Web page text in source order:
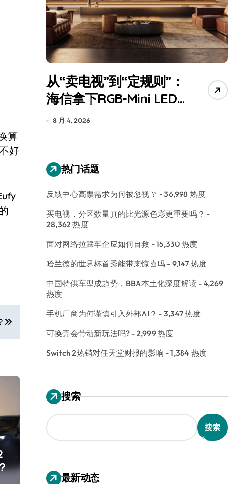
算
好
从“卖电视”到“定规则”：
海信拿下RGB-Mini LED
全球话语权
8 月 4, 2026
热门话题
反馈中心高票需求为何被忽视？ - 36,998 热度
买电视，分区数量真的比光源色彩更重要吗？ -
28,362 热度
面对网络拉踩车企应如何自救 - 16,330 热度
哈兰德的世界杯首秀能带来惊喜吗 - 9,147 热度
中国特供车型成趋势，BBA本土化深度解读 - 4,269
热度
手机厂商为何谨慎引入外部AI？ - 3,347 热度
可换壳会带动新玩法吗? - 2,999 热度
Switch 2热销对任天堂财报的影响 - 1,384 热度
搜索
搜索
最新动态